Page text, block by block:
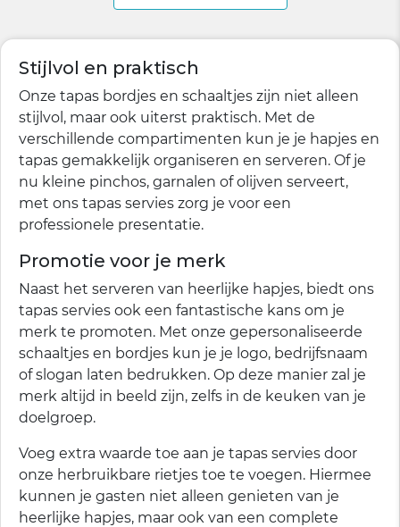
Stijlvol en praktisch
Onze tapas bordjes en schaaltjes zijn niet alleen
stijlvol, maar ook uiterst praktisch. Met de
verschillende compartimenten kun je je hapjes en
tapas gemakkelijk organiseren en serveren. Of je
nu kleine pinchos, garnalen of olijven serveert,
met ons tapas servies zorg je voor een
professionele presentatie.
Promotie voor je merk
Naast het serveren van heerlijke hapjes, biedt ons
tapas servies ook een fantastische kans om je
merk te promoten. Met onze gepersonaliseerde
schaaltjes en bordjes kun je je logo, bedrijfsnaam
of slogan laten bedrukken. Op deze manier zal je
merk altijd in beeld zijn, zelfs in de keuken van je
doelgroep.
Voeg extra waarde toe aan je tapas servies door
onze herbruikbare rietjes toe te voegen. Hiermee
kunnen je gasten niet alleen genieten van je
heerlijke hapjes, maar ook van een complete